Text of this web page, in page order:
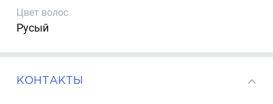
Цвет волос
Русый
КОНТАКТЫ